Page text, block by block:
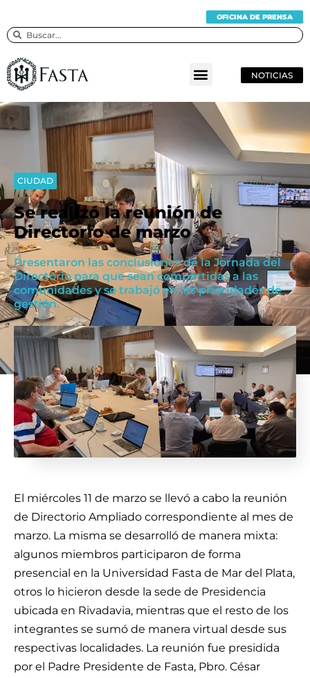
OFICINA DE PRENSA
NOTICIAS
CIUDAD
Se realizó la reunión de
Directorio de marzo
Presentaron las conclusiones de la Jornada del
Directorio para que sean compartidas a las
comunidades y se trabajó en las prioridades de
gestión.
El miércoles 11 de marzo se llevó a cabo la reunión
de Directorio Ampliado correspondiente al mes de
marzo. La misma se desarrolló de manera mixta:
algunos miembros participaron de forma
presencial en la Universidad Fasta de Mar del Plata,
otros lo hicieron desde la sede de Presidencia
ubicada en Rivadavia, mientras que el resto de los
integrantes se sumó de manera virtual desde sus
respectivas localidades. La reunión fue presidida
por el Padre Presidente de Fasta, Pbro. César